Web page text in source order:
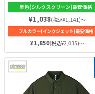
表格です。
単色(シルクスクリーン)最安価格
¥1,038(税込¥1,141)～
フルカラー(インクジェット)最安価格
¥1,850(税込¥2,035)～